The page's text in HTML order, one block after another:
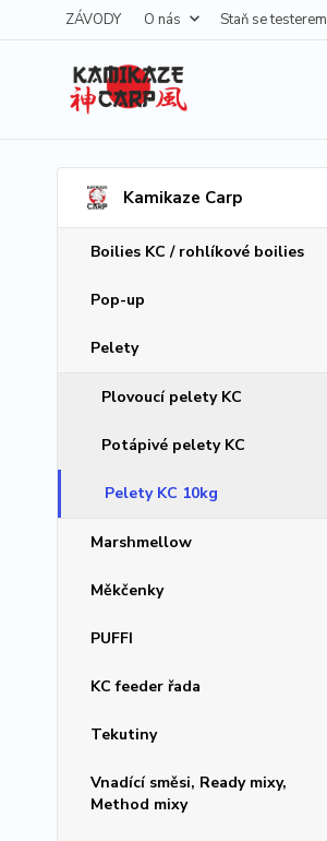
ZÁVODY O nás Staň se testerem
Kamikaze Carp
Boilies KC / rohlíkové boilies
Pop-up
Pelety
Plovoucí pelety KC
Potápivé pelety KC
Pelety KC 10kg
Marshmellow
Měkčenky
PUFFI
KC feeder řada
Tekutiny
Vnadící směsi, Ready mixy,
Method mixy